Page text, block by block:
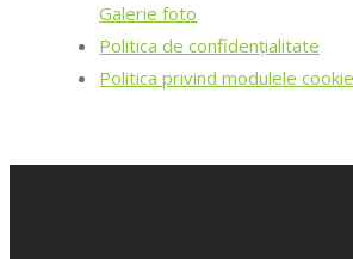
Galerie foto
Politica de confidenţialitate
Politica privind modulele cookie